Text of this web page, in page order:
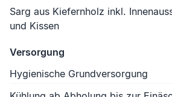
Sarg aus Kiefernholz inkl.
und Kissen
Versorgung
Hygienische Grundversorgung